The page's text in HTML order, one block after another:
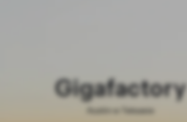
Gigafactory
Austin w Teksasie